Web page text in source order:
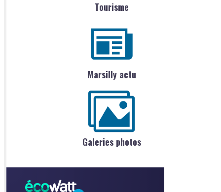
Tourisme
Marsilly actu
Galeries photos